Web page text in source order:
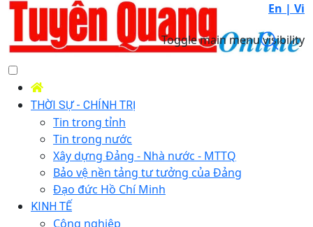
En | Vi
Toggle main menu visibility
THỜI SỰ - CHÍNH TRỊ
Tin trong tỉnh
Tin trong nước
Xây dựng Đảng - Nhà nước - MTTQ
Bảo vệ nền tảng tư tưởng của Đảng
Đạo đức Hồ Chí Minh
KINH TẾ
Công nghiệp